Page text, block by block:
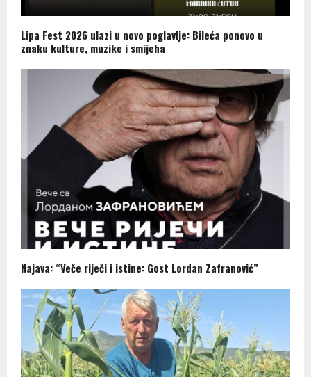
Lipa Fest 2026 ulazi u novo poglavlje: Bileća ponovo u
znaku kulture, muzike i smijeha
Najava: “Veče riječi i istine: Gost Lordan Zafranović”